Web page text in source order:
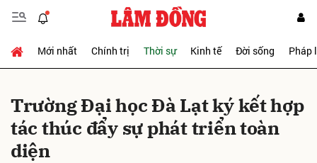
Mới nhất Chính trị Thời sự Kinh tế Đời sống Pháp
Trường Đại học Đà Lạt ký kết hợp
tác thúc đẩy sự phát triển toàn
diện
Gửi bình luận